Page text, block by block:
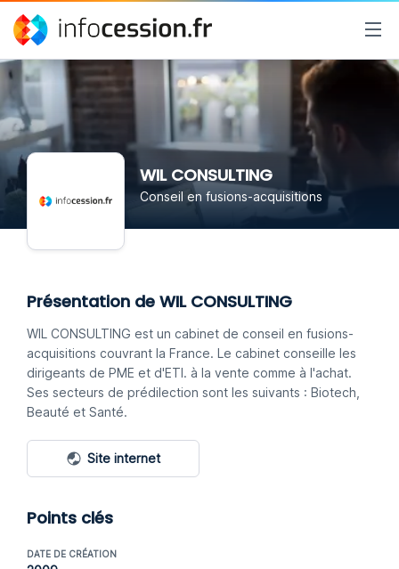
WIL CONSULTING
Conseil en fusions-acquisitions
Présentation de WIL CONSULTING
WIL CONSULTING est un cabinet de conseil en fusions-
acquisitions couvrant la France. Le cabinet conseille les
dirigeants de PME et d'ETI. à la vente comme à l'achat.
Ses secteurs de prédilection sont les suivants : Biotech,
Beauté et Santé.
Site internet
Points clés
DATE DE CRÉATION